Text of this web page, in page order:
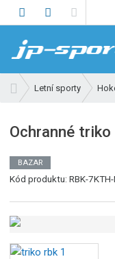
v
d
í
s
a
a
Letní sporty
Ochranné triko
BAZAR
Kód produktu:RBK-